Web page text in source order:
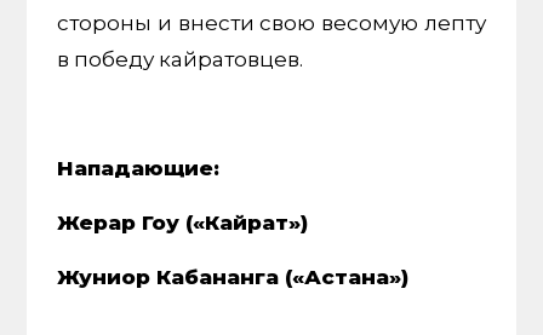
стороны и внести свою весомую лепту
в победу кайратовцев.
Нападающие:
Жерар Гоу («Кайрат»)
Жуниор Кабананга («Астана»)